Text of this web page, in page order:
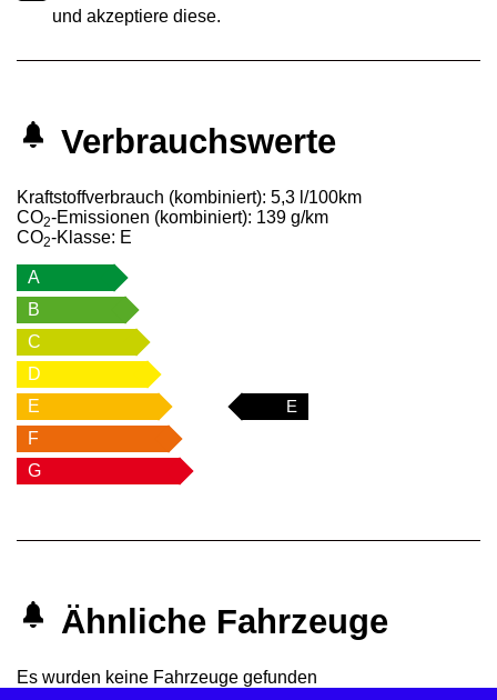
und akzeptiere diese.
Verbrauchswerte
Kraftstoffverbrauch (kombiniert): 5,3 l/100km
CO2-Emissionen (kombiniert): 139 g/km
CO2-Klasse: E
A
B
C
D
E
E
F
G
Ähnliche Fahrzeuge
Es wurden keine Fahrzeuge gefunden